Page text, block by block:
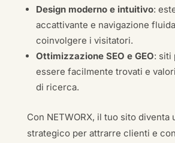
Design moderno e intuitivo:
accattivante e navigazione
coinvolgere i visitatori.
Ottimizzazione SEO e GEO: siti
essere facilmente trovati e
di ricerca.
Con NETWORX, il tuo sito diventa
strategico per attrarre clienti e